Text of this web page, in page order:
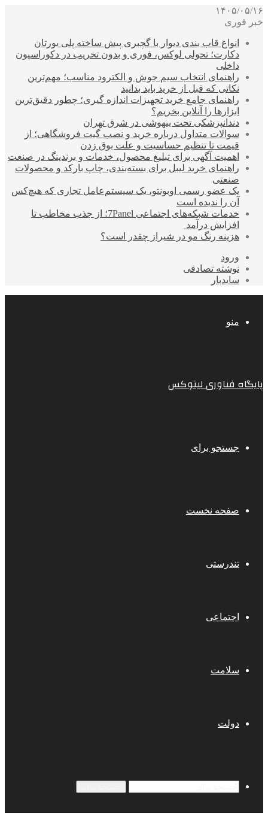
۱۴۰۵/۰۵/۱۶
خبر فوری
انواع قاب بندی دیوار با گچبری پیش ساخته پلی یورتان
دکارت؛ تحولی لوکس، فوری و بدون تخریب در دکوراسیون
داخلی
راهنمای انتخاب سیم جوش و الکترود مناسب؛ مهم‌ترین
نکاتی که قبل از خرید باید بدانید
راهنمای جامع خرید تجهیزات اندازه گیری؛ چطور دقیق‌ترین
ابزارها را آنلاین بخریم؟
دندانپزشکی تحت بیهوشی در شرق تهران
سوالات متداول درباره خرید و نصب گیت فروشگاهی؛ از
قیمت تا تنظیم حساسیت و علت بوق زدن
اهمیت آگهی برای تبلیغ محصول، خدمات و برندینگ در صنعت
راهنمای خرید لیبل برای بسته‌بندی، چاپ بارکد و محصولات
صنعتی
یک عضو رسمی اوبونتو، یک سیستم‌عامل تجاری که هیچ‌کس
آن را ندیده است
خدمات شبکه‌های اجتماعی 7Panel؛ از جذب مخاطب تا
افزایش درآمد
هزینه رنگ مو در شیراز چقدر است؟
ورود
نوشته تصادفی
سایدبار
منو
پایگاه فناوری لینوکس
جستجو برای
صفحه نخست
تندرستی
اجتماعی
سلامت
دولت